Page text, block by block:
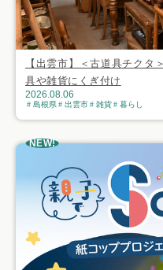
【出雲市】＜古道具チクタ
具や雑貨にくぎ付け
2026.08.06
島根県 出雲市 雑貨 暮らし
NEW!